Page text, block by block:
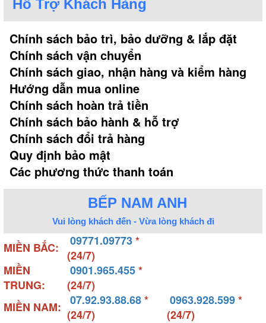
Ảnh: Vòi rửa bát Eurokara cần cứng
dài ra và đưa tới mọi nơi trong bồn rửa. Giúp cho
công việc rửa thực phẩm, rửa bát đĩa, lấy nước nấu
ăn dễ dàng linh hoạt hơn, đồng thời giúp vệ sinh
chậu rửa đơn giản hơn.
Hỗ Trợ Khách Hàng
Chính sách bảo trì, bảo dưỡng & lắp đặt
Chính sách vận chuyển
Chính sách giao, nhận hàng và kiểm hàng
Hướng dẫn mua online
Chính sách hoàn trả tiền
Chính sách bảo hành & hỗ trợ
Chính sách đổi trả hàng
Quy định bảo mật
Các phương thức thanh toán
BẾP NAM ANH
Vui lòng khách đến - Vừa lòng khách đi
MIỀN BẮC: 09771.09773*
(24/7)
MIỀN
TRUNG:
0901.965.455*
(24/7)
MIỀN NAM:
07.92.93.88.68*
(24/7)
0963.928.599*
(24/7)